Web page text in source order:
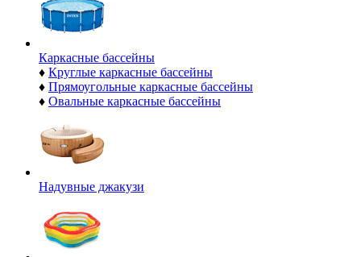
Каркасные бассейны
♦ Круглые каркасные бассейны
♦ Прямоугольные каркасные бассейны
♦ Овальные каркасные бассейны
Надувные джакузи